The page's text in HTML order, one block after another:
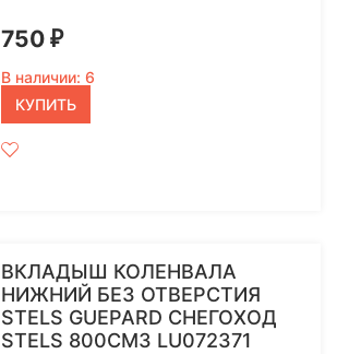
750 ₽
В наличии: 6
КУПИТЬ
ВКЛАДЫШ КОЛЕНВАЛА
НИЖНИЙ БЕЗ ОТВЕРСТИЯ
STELS GUEPARD СНЕГОХОД
STELS 800СМ3 LU072371